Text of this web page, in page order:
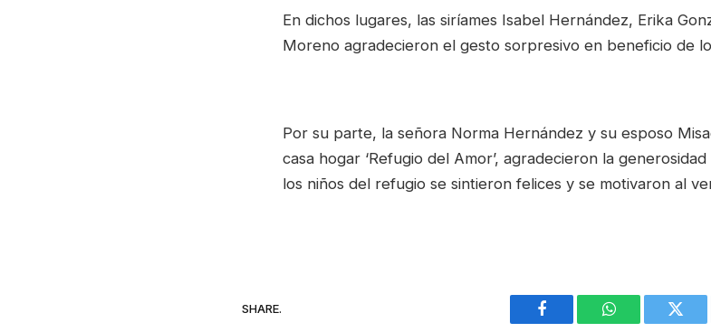
En dichos lugares, las siríames Isabel Hernández, Erika
Moreno agradecieron el gesto sorpresivo en beneficio de
Por su parte, la señora Norma Hernández y su esposo
casa hogar ‘Refugio del Amor’, agradecieron la
los niños del refugio se sintieron felices y se motivaron al
SHARE.
Facebook WhatsApp